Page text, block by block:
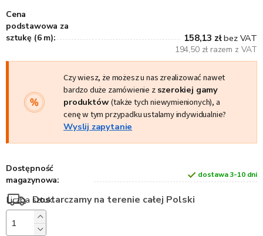
Cena
podstawowa za
sztukę (6 m):
158,13 złbez VAT
194,50 zł razem z VAT
Czy wiesz, że możesz u nas zrealizować nawet
bardzo duże zamówienie z szerokiej gamy
produktów(także tych niewymienionych), a
cenę w tym przypadku ustalamy indywidualnie?
Wyslij zapytanie
Dostępność
magazynowa:
dostawa 3-10 dni
Dostarczamy na terenie całej Polski